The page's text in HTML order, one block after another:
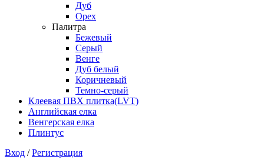
Дуб
Орех
Палитра
Бежевый
Серый
Венге
Дуб белый
Коричневый
Темно-серый
Клеевая ПВХ плитка(LVT)
Английская елка
Венгерская елка
Плинтус
Вход /Регистрация